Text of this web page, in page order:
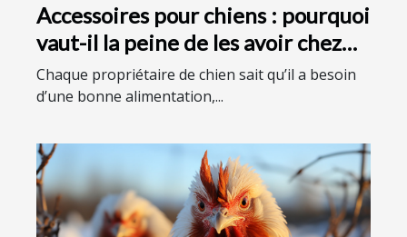
Accessoires pour chiens : pourquoi
vaut-il la peine de les avoir chez
vous ?
Chaque propriétaire de chien sait qu’il a besoin
d’une bonne alimentation,...